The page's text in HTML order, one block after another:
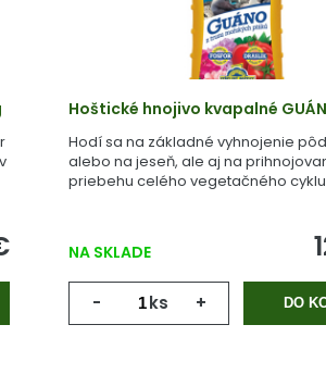
Hoštické hnojivo kvapalné
Hodí sa na základné vyhnojenie
alebo na jeseň, ale aj na
priebehu celého vegetačného
NA SKLADE
- ks + DO